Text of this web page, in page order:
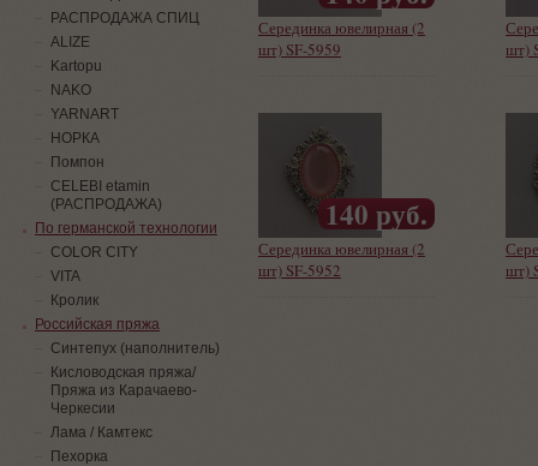
Серединка ювелирная (2
шт) SF-5959
шт)
Серединка ювелирная (2
шт) SF-5952
140 руб.
шт)
РАСПРОДАЖА СПИЦ
ALIZE
Kartopu
NAKO
YARNART
НОРКА
Помпон
СELEBI etamin
(РАСПРОДАЖА)
По германской технологии
COLOR CITY
VITA
Кролик
Российская пряжа
Синтепух (наполнитель)
Кисловодская пряжа/
Пряжа из Карачаево-
Черкесии
Лама / Камтекс
Пехорка